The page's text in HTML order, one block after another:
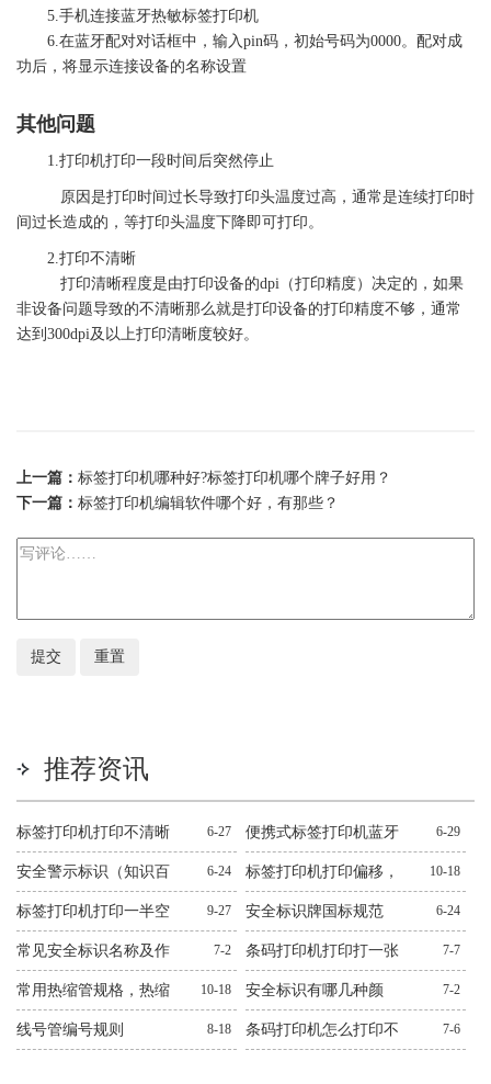
5.手机连接蓝牙热敏标签打印机
6.在蓝牙配对对话框中，输入pin码，初始号码为0000。配对成
功后，将显示连接设备的名称设置
其他问题
1.打印机打印一段时间后突然停止
原因是打印时间过长导致打印头温度过高，通常是连续打印时
间过长造成的，等打印头温度下降即可打印。
2.打印不清晰
打印清晰程度是由打印设备的dpi（打印精度）决定的，如果
非设备问题导致的不清晰那么就是打印设备的打印精度不够，通常
达到300dpi及以上打印清晰度较好。
上一篇： 标签打印机哪种好?标签打印机哪个牌子好用？
下一篇： 标签打印机编辑软件哪个好，有那些？
推荐资讯
标签打印机打印不清晰
怎么处理？十二种常见
问题解决方法
6-27 便携式标签打印机蓝牙
连不上解决方法
6-29
安全警示标识（知识百
科）
6-24 标签打印机打印偏移，
错位，跳纸解决方法
10-18
标签打印机打印一半空
白解决方法
9-27 安全标识牌国标规范 6-24
常见安全标识名称及作
用图文
7-2 条码打印机打印打一张
空一张解决方法
7-7
常用热缩管规格，热缩
管规格大全
10-18 安全标识有哪几种颜
色？有什么作用？
7-2
线号管编号规则 8-18 条码打印机怎么打印不 7-6